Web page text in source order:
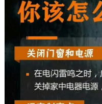
政务服务
个人服务
便民服务